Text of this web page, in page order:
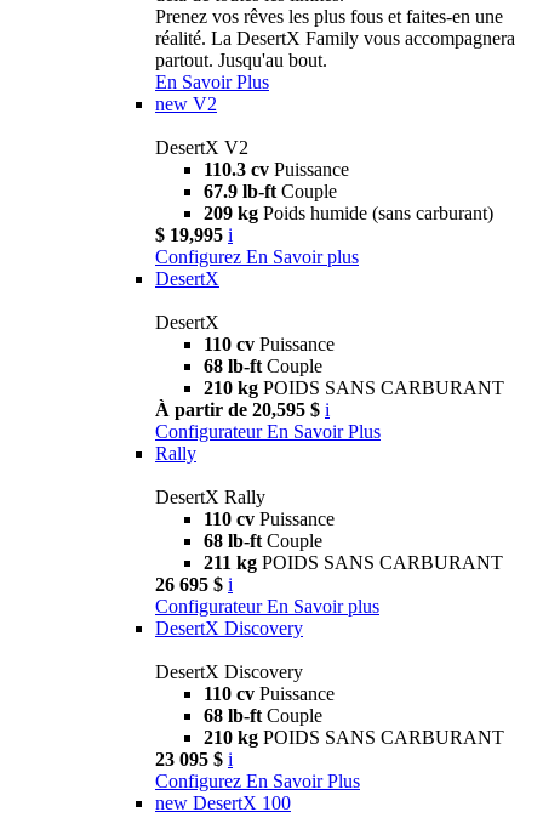
Prenez vos rêves les plus fous et faites-en une
réalité. La DesertX Family vous accompagnera
partout. Jusqu'au bout.
En Savoir Plus
new V2
DesertX V2
110.3 cv Puissance
67.9 lb-ft Couple
209 kg Poids humide (sans carburant)
$ 19,995 i
Configurez En Savoir plus
DesertX
DesertX
110 cv Puissance
68 lb-ft Couple
210 kg POIDS SANS CARBURANT
À partir de 20,595 $ i
Configurateur En Savoir Plus
Rally
DesertX Rally
110 cv Puissance
68 lb-ft Couple
211 kg POIDS SANS CARBURANT
26 695 $ i
Configurateur En Savoir plus
DesertX Discovery
DesertX Discovery
110 cv Puissance
68 lb-ft Couple
210 kg POIDS SANS CARBURANT
23 095 $ i
Configurez En Savoir Plus
new DesertX 100